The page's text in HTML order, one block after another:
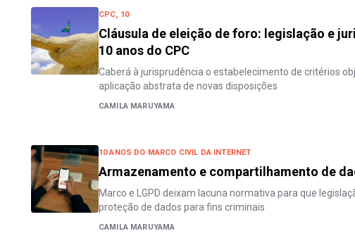
CPC, 10
Cláusula de eleição de foro: legislação e
10 anos do CPC
Caberá à jurisprudência o estabelecimento de critérios
aplicação abstrata de novas disposições
CAMILA MARUYAMA
10 ANOS DO MARCO CIVIL DA INTERNET
Armazenamento e compartilhamento de
Marco e LGPD deixam lacuna normativa para que
proteção de dados para fins criminais
CAMILA MARUYAMA